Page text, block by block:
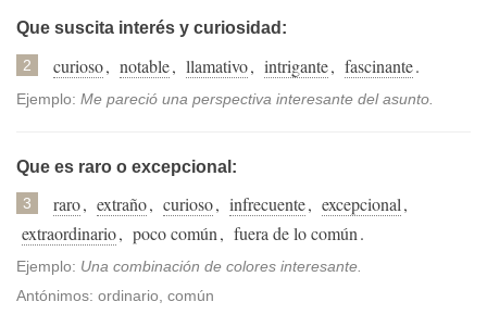
Que suscita interés y curiosidad:
2 curioso, notable, llamativo, intrigante, fascinante.
Ejemplo: Me pareció una perspectiva interesante del asunto.
Que es raro o excepcional:
3 raro, extraño, curioso, infrecuente, excepcional,
extraordinario, poco común, fuera de lo común.
Ejemplo: Una combinación de colores interesante.
Antónimos: ordinario, común